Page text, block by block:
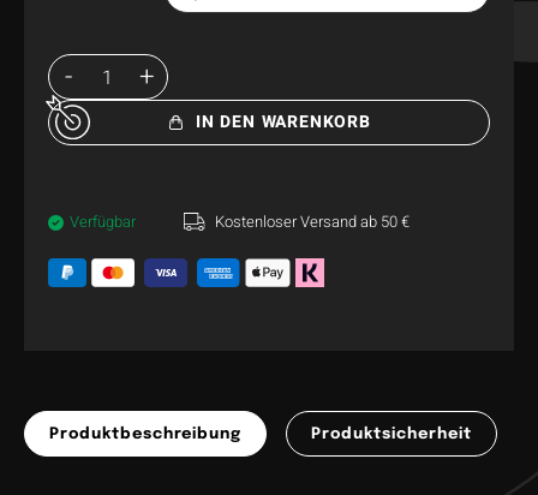
IN DEN WARENKORB
Verfügbar Kostenloser Versand ab 50 €
Produktbeschreibung Produktsicherheit